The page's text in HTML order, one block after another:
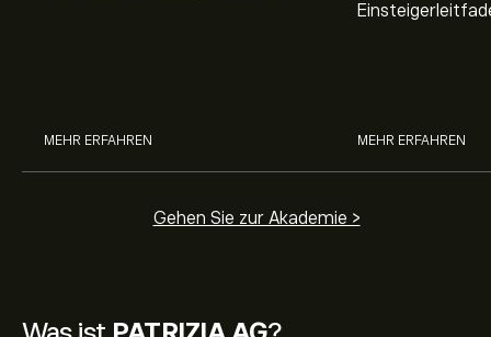
MEHR ERFAHREN MEHR ERFAHREN
Gehen Sie zur Akademie >